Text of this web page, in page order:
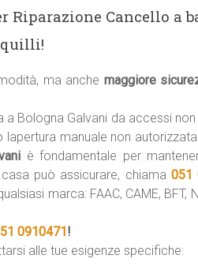
Riparazione Cancello a
ma anche maggiore
Bologna Galvani da accessi non
manuale non
è fondamentale per
può assicurare, chiama 051
marca: FAAC, CAME, BFT,
0910471!
alle tue esigenze specifiche: